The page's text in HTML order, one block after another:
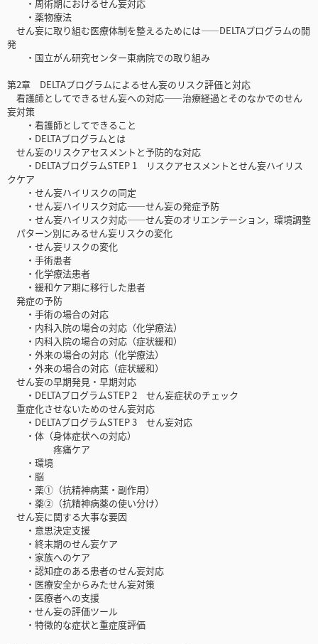
・周術期におけるせん妄対応
・薬物療法
せん妄に取り組む医療体制を整えるためには――DELTAプログラムの開
発
・国立がん研究センター東病院での取り組み
第2章 DELTAプログラムによるせん妄のリスク評価と対応
看護師としてできるせん妄への対応――治療経過とそのなかでのせん
妄対策
・看護師としてできること
・DELTAプログラムとは
せん妄のリスクアセスメントと予防的な対応
・DELTAプログラムSTEP 1 リスクアセスメントとせん妄ハイリス
クケア
・せん妄ハイリスクの同定
・せん妄ハイリスク対応――せん妄の発症予防
・せん妄ハイリスク対応――せん妄のオリエンテーション，環境調整
パターン別にみるせん妄リスクの変化
・せん妄リスクの変化
・手術患者
・化学療法患者
・緩和ケア期に移行した患者
発症の予防
・手術の場合の対応
・内科入院の場合の対応（化学療法）
・内科入院の場合の対応（症状緩和）
・外来の場合の対応（化学療法）
・外来の場合の対応（症状緩和）
せん妄の早期発見・早期対応
・DELTAプログラムSTEP 2 せん妄症状のチェック
重症化させないためのせん妄対応
・DELTAプログラムSTEP 3 せん妄対応
・体（身体症状への対応）
疼痛ケア
・環境
・脳
・薬①（抗精神病薬・副作用）
・薬②（抗精神病薬の使い分け）
せん妄に関する大事な要因
・意思決定支援
・終末期のせん妄ケア
・家族へのケア
・認知症のある患者のせん妄対応
・医療安全からみたせん妄対策
・医療者への支援
・せん妄の評価ツール
・特徴的な症状と重症度評価